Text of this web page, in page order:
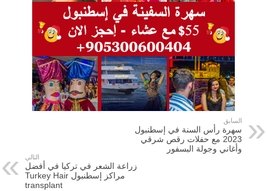
السابق
سهرة رأس السنة في إسطنبول
2023 مع حفلات رقص شرقي
وأغاني وجولة البسفور
التالي
زراعة الشعر في تركيا في أفضل
مراكز إسطنبول Turkey Hair
transplant